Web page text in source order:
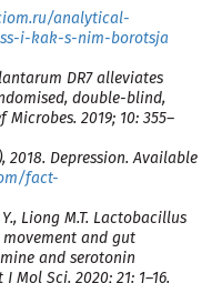
analytical-
i-kak-s-nim-borotsja
DR7 alleviates
double-blind,
2019; 10: 355–
2018. Depression. Available
fact-
Y., Liong M.T. Lactobacillus
and gut
and serotonin
Sci. 2020; 21: 1–16.